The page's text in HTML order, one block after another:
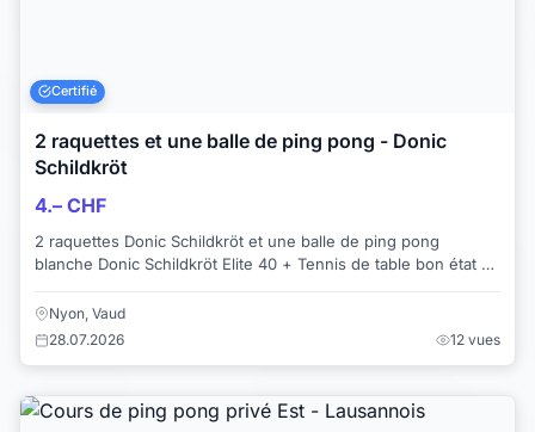
Certifié
2 raquettes et une balle de ping pong - Donic
Schildkröt
4.– CHF
2 raquettes Donic Schildkröt et une balle de ping pong
blanche Donic Schildkröt Elite 40 + Tennis de table bon état Je
Nyon, Vaud
28.07.2026
12 vues